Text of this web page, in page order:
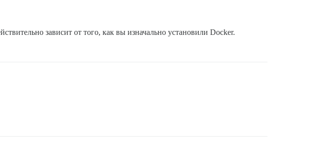
зависит от того, как вы изначально установили Docker.